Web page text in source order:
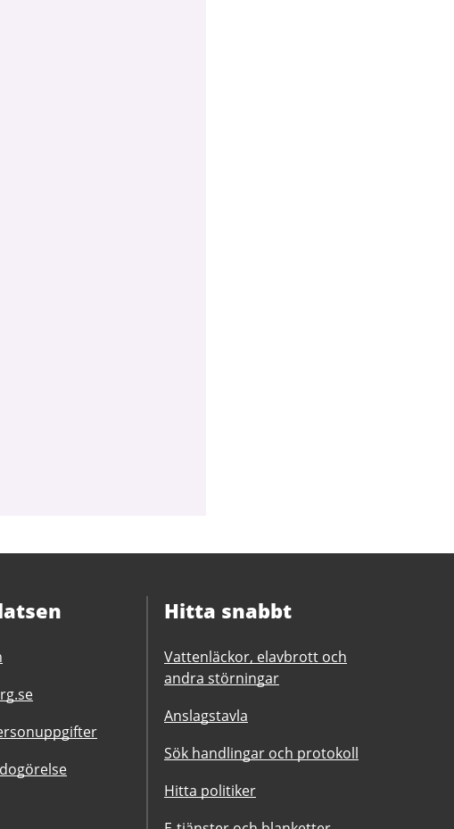
Hitta snabbt
Vattenläckor, elavbrott och
andra störningar
Anslagstavla
Sök handlingar och protokoll
Hitta politiker